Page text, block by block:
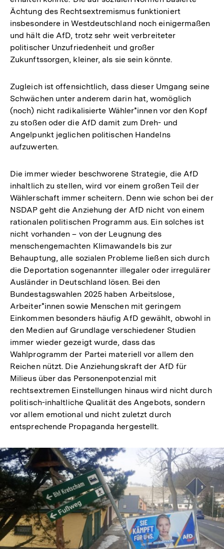
Ächtung des Rechtsextremismus funktioniert
insbesondere in Westdeutschland noch einigermaßen
und hält die AfD, trotz sehr weit verbreiteter
politischer Unzufriedenheit und großer
Zukunftssorgen, kleiner, als sie sein könnte.
Zugleich ist offensichtlich, dass dieser Umgang seine
Schwächen unter anderem darin hat, womöglich
(noch) nicht radikalisierte Wähler*innen vor den Kopf
zu stoßen oder die AfD damit zum Dreh- und
Angelpunkt jeglichen politischen Handelns
aufzuwerten.
Die immer wieder beschworene Strategie, die AfD
inhaltlich zu stellen, wird vor einem großen Teil der
Wählerschaft immer scheitern. Denn wie schon bei der
NSDAP geht die Anziehung der AfD nicht von einem
rationalen politischen Programm aus. Ein solches ist
nicht vorhanden – von der Leugnung des
menschengemachten Klimawandels bis zur
Behauptung, alle sozialen Probleme ließen sich durch
die Deportation sogenannter illegaler oder irregulärer
Ausländer in Deutschland lösen. Bei den
Bundestagswahlen 2025 haben Arbeitslose,
Arbeiter*innen sowie Menschen mit geringem
Einkommen besonders häufig AfD gewählt, obwohl in
den Medien auf Grundlage verschiedener Studien
immer wieder gezeigt wurde, dass das
Wahlprogramm der Partei materiell vor allem den
Reichen nützt. Die Anziehungskraft der AfD für
Milieus über das Personenpotenzial mit
rechtsextremen Einstellungen hinaus wird nicht durch
politisch-inhaltliche Qualität des Angebots, sondern
vor allem emotional und nicht zuletzt durch
entsprechende Propaganda hergestellt.